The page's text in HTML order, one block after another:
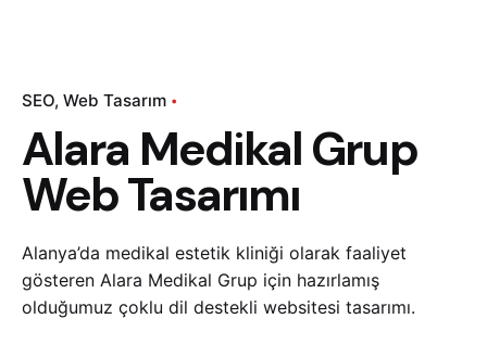
SEO Web Tasarım
Alara Medikal Grup
Web Tasarımı
Alanya’da medikal estetik kliniği olarak faaliyet
gösteren Alara Medikal Grup için hazırlamış
olduğumuz çoklu dil destekli websitesi tasarımı.